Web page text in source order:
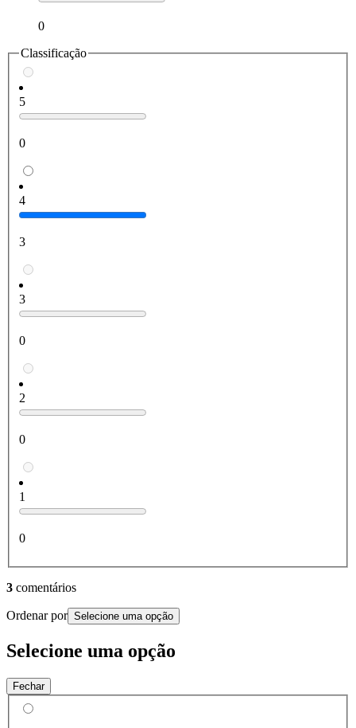
0
Classificação
5
0
4
3
3
0
2
0
1
0
3 comentários
Ordenar por Selecione uma opção
Selecione uma opção
Fechar